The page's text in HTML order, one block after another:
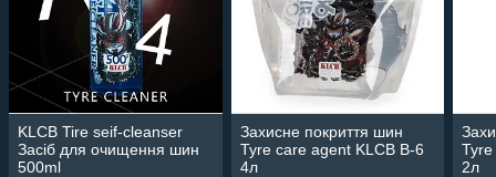
KLCB Tire seif-cleanser
Засіб для очищення шин
500ml
Захисне покриття шин
Tyre care agent KLCB В-6
4л
2л